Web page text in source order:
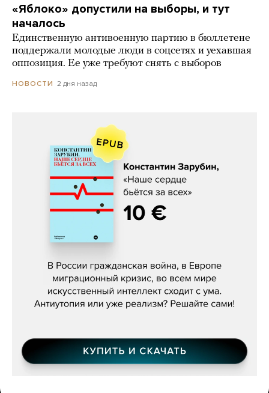
«Яблоко» допустили на выборы, и тут
началось
Единственную антивоенную партию в бюллетене
поддержали молодые люди в соцсетях и уехавшая
оппозиция. Ее уже требуют снять с выборов
НОВОСТИ 2 дня назад
Константин Зарубин, «Наше сердце